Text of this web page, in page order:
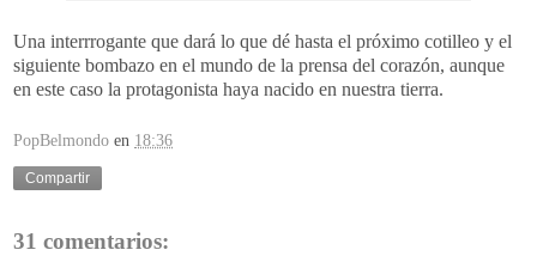
Una interrrogante que dará lo que dé hasta el próximo cotilleo y el
siguiente bombazo en el mundo de la prensa del corazón, aunque
en este caso la protagonista haya nacido en nuestra tierra.
PopBelmondo en 18:36
Compartir
31 comentarios: